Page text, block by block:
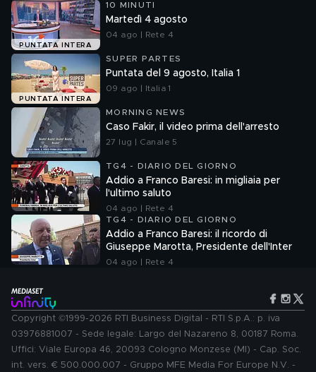
PUNTATA INTERA
10 MINUTI
Martedì 4 agosto
04 ago | Rete 4
PUNTATA INTERA
SUPER PARTES
Puntata del 9 agosto, Italia 1
09 ago | Italia 1
MORNING NEWS
Caso Fakir, il video prima dell'arresto
27 lug | Canale 5
TG4 - DIARIO DEL GIORNO
Addio a Franco Baresi: in migliaia per
l'ultimo saluto
04 ago | Rete 4
TG4 - DIARIO DEL GIORNO
Addio a Franco Baresi: il ricordo di
Giuseppe Marotta, Presidente dell'Inter
04 ago | Rete 4
Copyright ©1999-2026 RTI Business Digital - RTI S.p.A.: p. iva
03976881007 - Sede legale: Largo del Nazareno 8, 00187 Roma.
Uffici: Viale Europa 46, 20093 Cologno Monzese (MI) - Cap. Soc.
int. vers. € 500.000.007 - Gruppo MFE Media For Europe N.V. -